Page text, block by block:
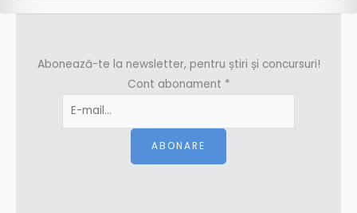
Abonează-te la newsletter, pentru știri și concursuri!
Cont abonament *
ABONARE